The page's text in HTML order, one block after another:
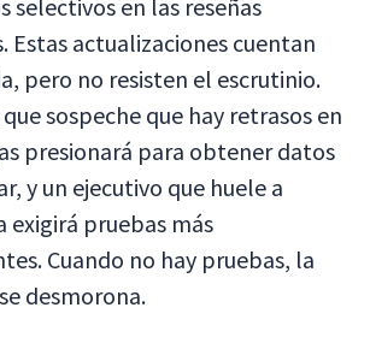
selectivos en las reseñas
Estas actualizaciones cuentan
pero no resisten el escrutinio.
sospeche que hay retrasos en
presionará para obtener datos
y un ejecutivo que huele a
exigirá pruebas más
Cuando no hay pruebas, la
desmorona.